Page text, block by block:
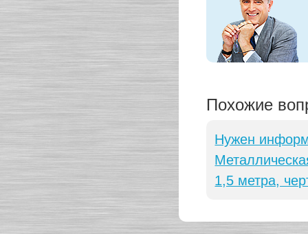
Похожие
Нужен
1,5 метра,